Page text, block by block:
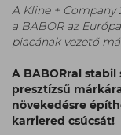
A Kline + Company
a BABOR az
piacának vezető
A BABORral
presztízsű
növekedésre
karriered csúcsát!